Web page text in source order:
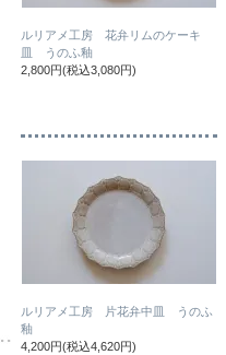
ルリアメ工房 花弁リムのケーキ
皿 うのふ釉
2,800円(税込3,080円)
ルリアメ工房 片花弁中皿 うのふ
釉
4,200円(税込4,620円)